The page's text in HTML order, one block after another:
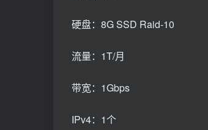
硬盘：8G SSD Raid-10
流量：1T/月
带宽：1Gbps
IPv4：1个